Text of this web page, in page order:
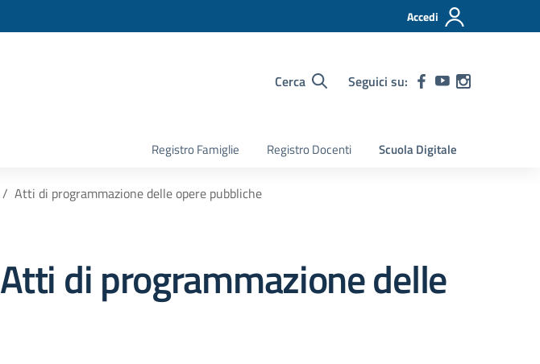
Accedi
Cerca Seguici su:
Registro Famiglie Registro Docenti Scuola Digitale
Atti di programmazione delle opere pubbliche
Atti di programmazione delle